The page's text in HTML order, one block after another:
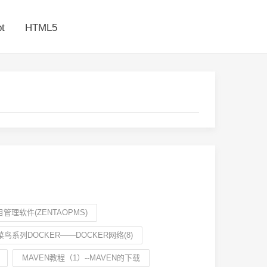
HTML5
理软件(ZENTAOPMS)
鸟系列DOCKER——DOCKER网络(8)
MAVEN教程（1）--MAVEN的下载